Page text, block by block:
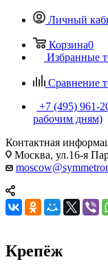
Личный
Корзина0
Избранные
Сравнение
+7 (495) 961-
рабочим дням)
Контактная
Москва, ул.16-я
Крепёж